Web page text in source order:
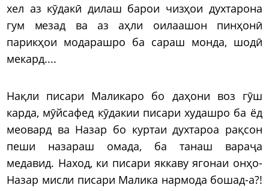
хел аз кӯдакӣ дилаш барои чизҳои духтарона
гум мезад ва аз аҳли оилаашон пинҳонӣ
парикҳои модарашро ба сараш монда, шодӣ
мекард....
Нақли писари Маликаро бо даҳони воз гӯш
карда, мӯйсафед кӯдакии писари худашро ба ёд
меовард ва Назар бо куртаи духтароа рақсон
пеши назараш омада, ба танаш вараҷа
медавид. Наход, ки писари яккаву ягонаи онҳо-
Назар мисли писари Малика нармода бошад-а?!